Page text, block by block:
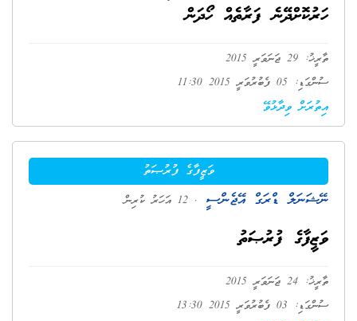
ހަރުކޮށްދޭނެ ފަރާތެއް ހޯދަން
ތާރީޚު: 29 ޖަނަވަރީ 2015
ސުންގަޑި: 05 ފެބުރުވަރީ 2015 11:30
އިތުރަށް ވިދާޅުވޭ
ވަޒީފާގެ ފުރުޞަތު
ނޭޝަނަލް ޑްރަގް އޭޖެންސީ . 12 އަހަރު ކުރިން
ވަޒީފާގެ ފުރުޞަތު
ތާރީޚު: 24 ޖަނަވަރީ 2015
ސުންގަޑި: 03 ފެބުރުވަރީ 2015 13:30